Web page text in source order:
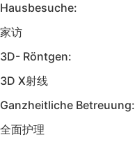
Hausbesuche:
家访
3D- Röntgen:
3D X射线
Ganzheitliche Betreuung:
全面护理